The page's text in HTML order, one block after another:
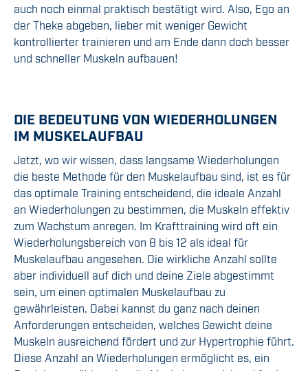
auch noch einmal praktisch bestätigt wird. Also, Ego an
der Theke abgeben, lieber mit weniger Gewicht
kontrollierter trainieren und am Ende dann doch besser
und schneller Muskeln aufbauen!
DIE BEDEUTUNG VON WIEDERHOLUNGEN
IM MUSKELAUFBAU
Jetzt, wo wir wissen, dass langsame Wiederholungen
die beste Methode für den Muskelaufbau sind, ist es für
das optimale Training entscheidend, die ideale Anzahl
an Wiederholungen zu bestimmen, die Muskeln effektiv
zum Wachstum anregen. Im Krafttraining wird oft ein
Wiederholungsbereich von 8 bis 12 als ideal für
Muskelaufbau angesehen. Die wirkliche Anzahl sollte
aber individuell auf dich und deine Ziele abgestimmt
sein, um einen optimalen Muskelaufbau zu
gewährleisten. Dabei kannst du ganz nach deinen
Anforderungen entscheiden, welches Gewicht deine
Muskeln ausreichend fördert und zur Hypertrophie führt.
Diese Anzahl an Wiederholungen ermöglicht es, ein